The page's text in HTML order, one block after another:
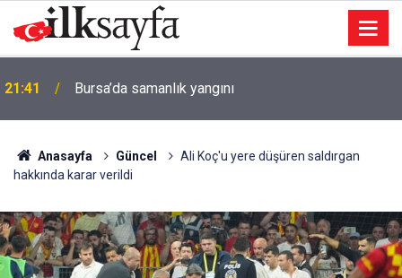
21:41 Bursa’da samanlık yangını
Anasayfa Güncel
Ali Koç'u yere düşüren saldırgan
hakkında karar verildi